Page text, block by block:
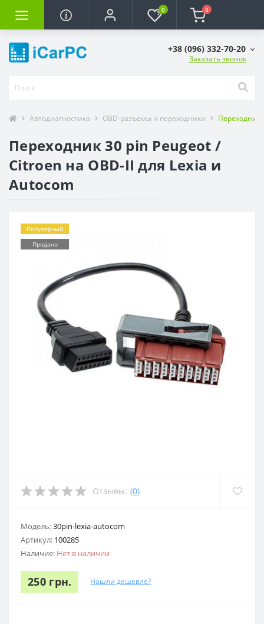
0 0
+38 (096) 332-70-20
Заказать звонок
Автодиагностика OBD-разъемы и переходники Переходник
Переходник 30 pin Peugeot /
Citroen на OBD-II для Lexia и
Autocom
Популярный
Продано
Отзывы: (0)
Модель:30pin-lexia-autocom
Артикул: 100285
Наличие: Нет в наличии
250 грн. Нашли дешевле?